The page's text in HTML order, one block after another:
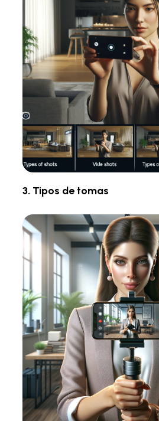
3. Tipos de tomas